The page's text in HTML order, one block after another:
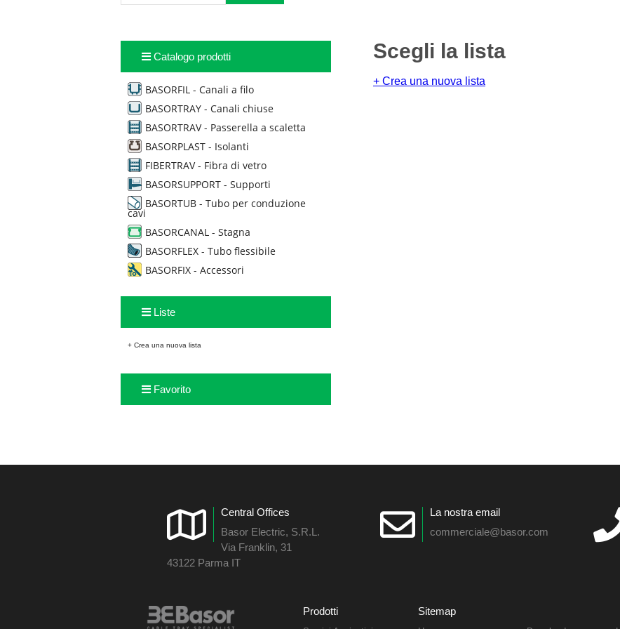
Catalogo prodotti
BASORFIL - Canali a filo
BASORTRAY - Canali chiuse
BASORTRAV - Passerella a scaletta
BASORPLAST - Isolanti
FIBERTRAV - Fibra di vetro
BASORSUPPORT - Supporti
BASORTUB - Tubo per conduzione
cavi
BASORCANAL - Stagna
BASORFLEX - Tubo flessibile
BASORFIX - Accessori
Liste
+ Crea una nuova lista
Favorito
Scegli la lista
+ Crea una nuova lista
Central Offices
Basor Electric, S.R.L.
Via Franklin, 31
43122 Parma IT
La nostra email
commerciale@basor.com
Prodotti Sitemap